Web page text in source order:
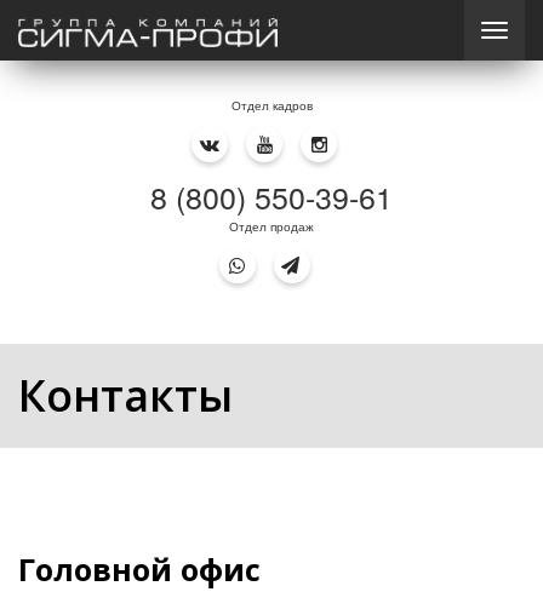
Отдел кадров
8 (800) 550-39-61
Отдел продаж
Контакты
Головной офис